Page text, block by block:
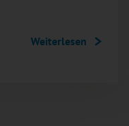
Weiterlesen